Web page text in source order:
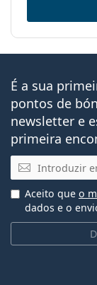
É a sua
pontos de
newsletter e
primeira
Email
Aceito que o
dados e o